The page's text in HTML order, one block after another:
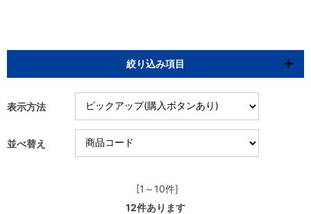
絞り込み項目
表示方法
並べ替え
[1～10件]
12件あります